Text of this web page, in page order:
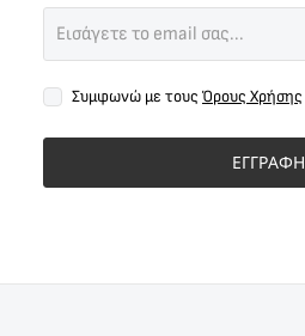
Συμφωνώ με τους Όρους Χρήσης
ΕΓΓΡΑΦΗ